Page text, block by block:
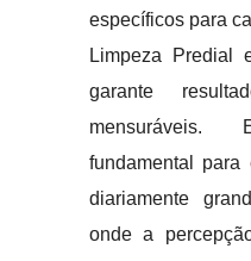
específicos para
Limpeza Predial
garante
fundamental
diariamente
onde a